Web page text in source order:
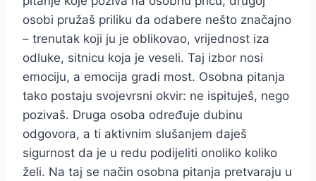
osobi pružaš priliku da odabere nešto značajno
– trenutak koji ju je oblikovao, vrijednost iza
odluke, sitnicu koja je veseli. Taj izbor nosi
emociju, a emocija gradi most. Osobna pitanja
tako postaju svojevrsni okvir: ne ispituješ, nego
pozivaš. Druga osoba određuje dubinu
odgovora, a ti aktivnim slušanjem daješ
sigurnost da je u redu podijeliti onoliko koliko
želi. Na taj se način osobna pitanja pretvaraju u